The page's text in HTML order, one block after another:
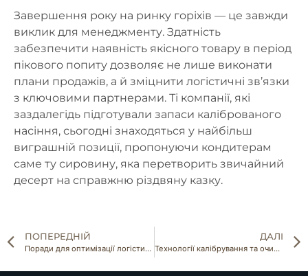
Завершення року на ринку горіхів — це завжди
виклик для менеджменту. Здатність
забезпечити наявність якісного товару в період
пікового попиту дозволяє не лише виконати
плани продажів, а й зміцнити логістичні зв’язки
з ключовими партнерами. Ті компанії, які
заздалегідь підготували запаси каліброваного
насіння, сьогодні знаходяться у найбільш
виграшній позиції, пропонуючи кондитерам
саме ту сировину, яка перетворить звичайний
десерт на справжню різдвяну казку.
ПОПЕРЕДНІЙ
Поради для оптимізації логістичних витрат при закупівлі насіння оптом
ДАЛІ
Технології калібрування та очищення соняшникового насіння: Огляд обладнання